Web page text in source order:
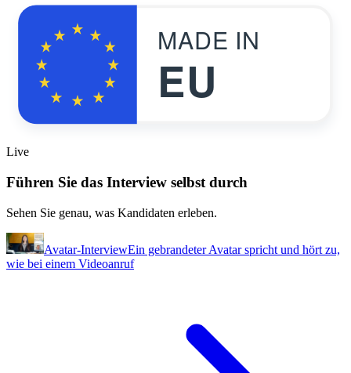
MADE IN
EU
Live
Führen Sie das Interview selbst durch
Sehen Sie genau, was Kandidaten erleben.
Avatar-InterviewEin gebrandeter Avatar spricht und hört zu,
wie bei einem Videoanruf